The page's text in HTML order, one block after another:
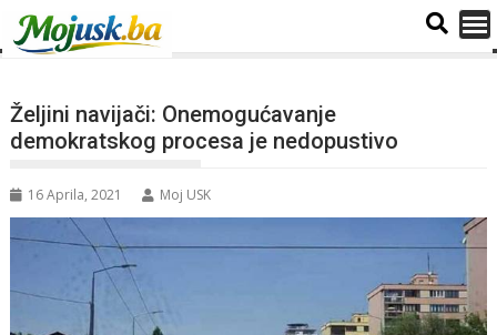
Željini navijači: Onemogućavanje
demokratskog procesa je nedopustivo
16 Aprila, 2021 Moj USK